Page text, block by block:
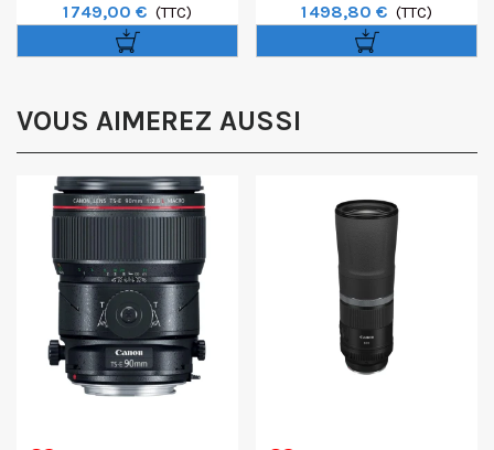
F/1.4L VCM
1 749,00 € (TTC)
F/4L IS USM PZ
1 498,80 € (TTC)
VOUS AIMEREZ AUSSI